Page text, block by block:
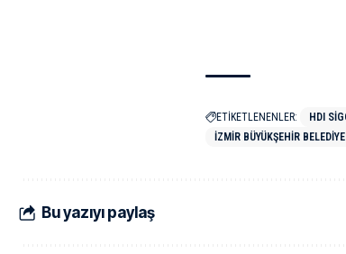
ETİKETLENENLER:
HDI
İZMIR BÜYÜKŞEHIR
Bu yazıyı paylaş